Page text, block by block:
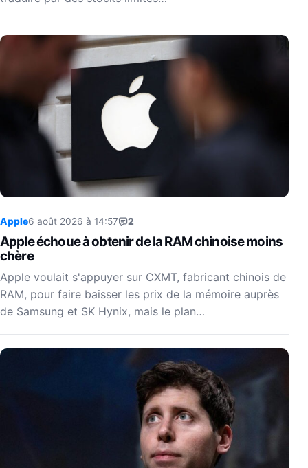
Apple6 août 2026 à 14:57 2
Apple échoue à obtenir de la RAM chinoise moins
chère
Apple voulait s'appuyer sur CXMT, fabricant chinois de
RAM, pour faire baisser les prix de la mémoire auprès
de Samsung et SK Hynix, mais le plan…